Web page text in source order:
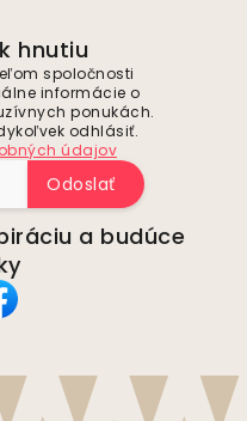
hnutiu
spoločnosti
informácie o
ponukách.
odhlásiť.
údajov
Odoslať
a budúce